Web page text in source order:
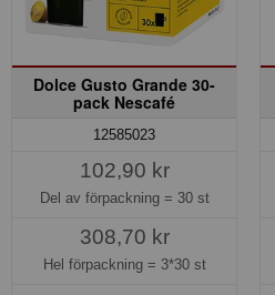
Dolce Gusto Grande 30-
pack Nescafé
12585023
102,90 kr
Del av förpackning = 30 st
308,70 kr
Hel förpackning = 3*30 st